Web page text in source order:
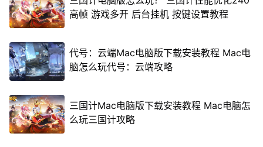
高帧 游戏多开 后台挂机 按键设置教程
代号：云端Mac电脑版下载安装教程 Mac电
脑怎么玩代号：云端攻略
三国计Mac电脑版下载安装教程 Mac电脑怎
么玩三国计攻略